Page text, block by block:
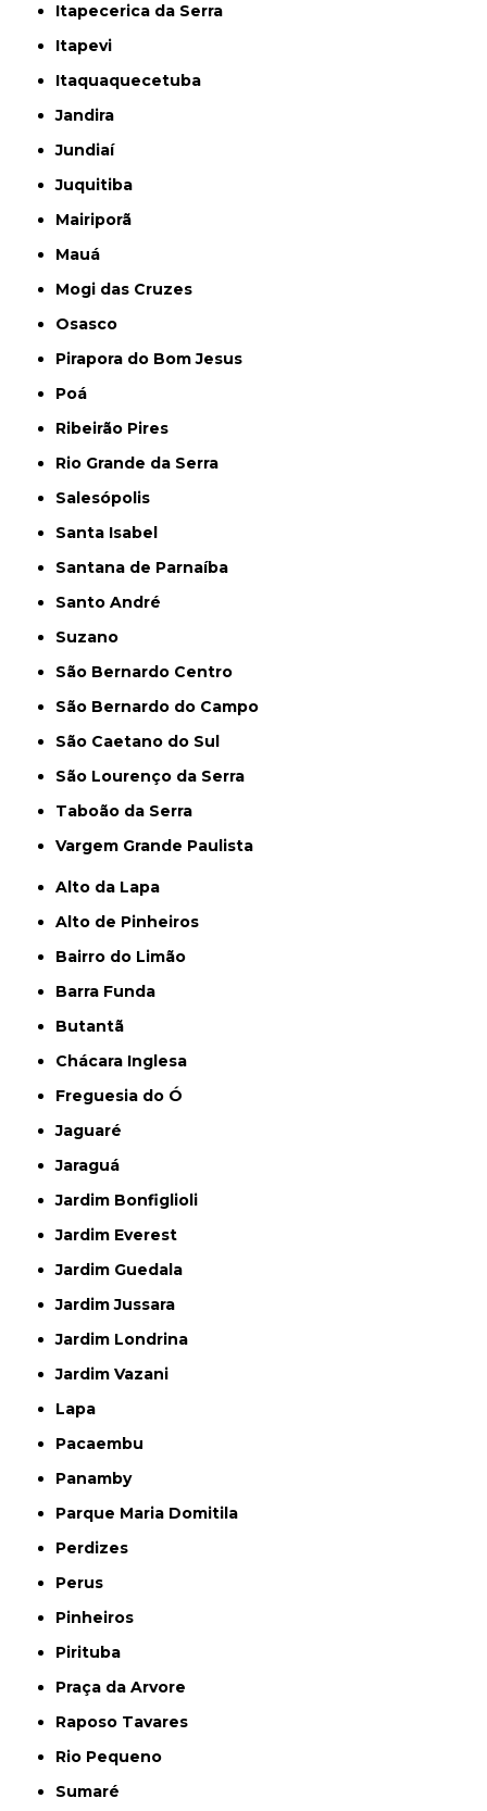
Itapecerica da Serra
Itapevi
Itaquaquecetuba
Jandira
Jundiaí
Juquitiba
Mairiporã
Mauá
Mogi das Cruzes
Osasco
Pirapora do Bom Jesus
Poá
Ribeirão Pires
Rio Grande da Serra
Salesópolis
Santa Isabel
Santana de Parnaíba
Santo André
Suzano
São Bernardo Centro
São Bernardo do Campo
São Caetano do Sul
São Lourenço da Serra
Taboão da Serra
Vargem Grande Paulista
Alto da Lapa
Alto de Pinheiros
Bairro do Limão
Barra Funda
Butantã
Chácara Inglesa
Freguesia do Ó
Jaguaré
Jaraguá
Jardim Bonfiglioli
Jardim Everest
Jardim Guedala
Jardim Jussara
Jardim Londrina
Jardim Vazani
Lapa
Pacaembu
Panamby
Parque Maria Domitila
Perdizes
Perus
Pinheiros
Pirituba
Praça da Arvore
Raposo Tavares
Rio Pequeno
Sumaré